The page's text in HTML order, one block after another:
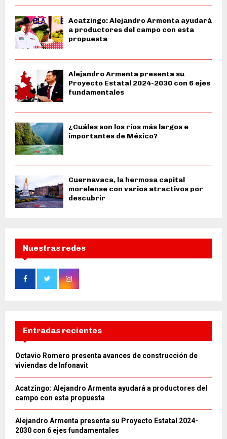
Acatzingo: Alejandro Armenta ayudará
a productores del campo con esta
propuesta
Alejandro Armenta presenta su
Proyecto Estatal 2024-2030 con 6 ejes
fundamentales
¿Cuáles son los ríos más largos e
importantes de México?
Cuernavaca, la hermosa capital
morelense con varios atractivos por
descubrir
Nuestras redes
Entradas recientes
Octavio Romero presenta avances de construcción de
viviendas de Infonavit
Acatzingo: Alejandro Armenta ayudará a productores del
campo con esta propuesta
Alejandro Armenta presenta su Proyecto Estatal 2024-
2030 con 6 ejes fundamentales